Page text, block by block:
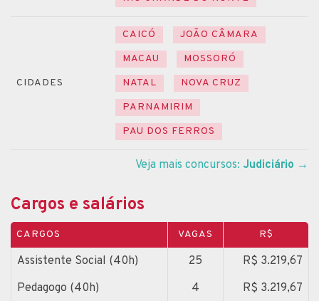
CIDADES
CAICÓ
JOÃO CÂMARA
MACAU
MOSSORÓ
NATAL
NOVA CRUZ
PARNAMIRIM
PAU DOS FERROS
Veja mais concursos: Judiciário →
Cargos e salários
CARGOS VAGAS R$
Assistente Social (40h) 25
R$ 3.219,67
Pedagogo (40h)
4
R$ 3.219,67